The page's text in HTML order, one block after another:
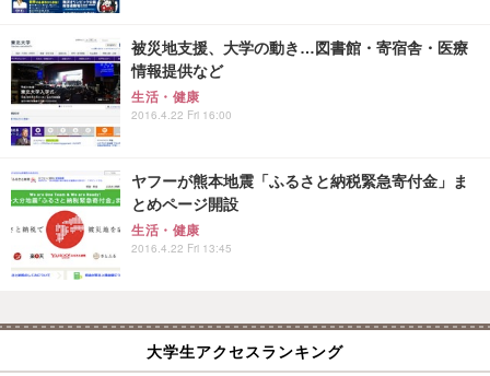
被災地支援、大学の動き…図書館・寄宿舎・医療
情報提供など
生活・健康
2016.4.22 Fri 16:00
ヤフーが熊本地震「ふるさと納税緊急寄付金」ま
とめページ開設
生活・健康
2016.4.22 Fri 13:45
大学生アクセスランキング